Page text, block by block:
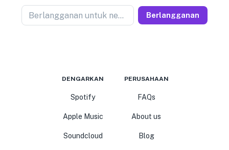
Berlangganan untuk newseller Berlangganan
DENGARKAN
Spotify
Apple Music
Soundcloud
PERUSAHAAN
FAQs
About us
Blog